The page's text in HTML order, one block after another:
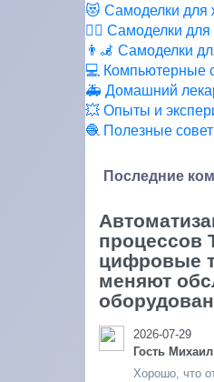
😻 Самоделки для
🏋️‍♀️ Самоделки для
👨‍🦼 Самоделки
💻 Компьютерные
🚑 Домашний
💥 Опыты и
🧶 Полезные
Последние
процессов
цифровые
меняют
2026-07-29
Гость Михаил
Хорошо, что